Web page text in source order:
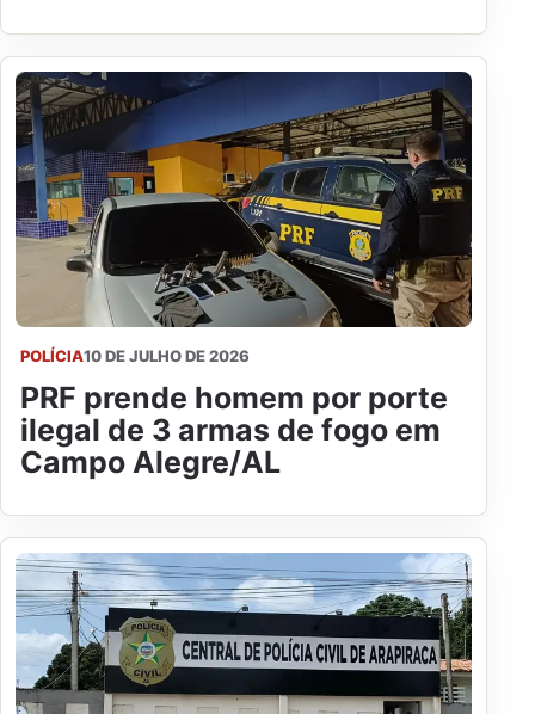
POLÍCIA10 DE JULHO DE 2026
PRF prende homem por porte
ilegal de 3 armas de fogo em
Campo Alegre/AL